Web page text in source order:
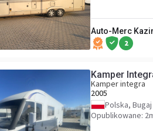
Auto-Merc
2
Kamper
Kamper integra
2005
Polska, Bugaj
Opublikowane: